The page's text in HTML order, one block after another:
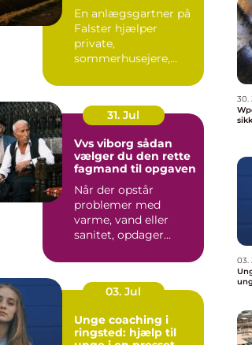
En anlægsgartner på
Falster hjælper
private,
sommerhusejere,
offentlige
institutione...
31. Jul
Vvs viborg sådan
vælger du den rette
fagmand til opgaven
Når der opstår
problemer med
varme, vand eller
sanitet, opdager
afhængige vi er af...
03. Jul
Unge coaching i
ringsted: hjælp til
30.
Wpqr nøglen til
03.